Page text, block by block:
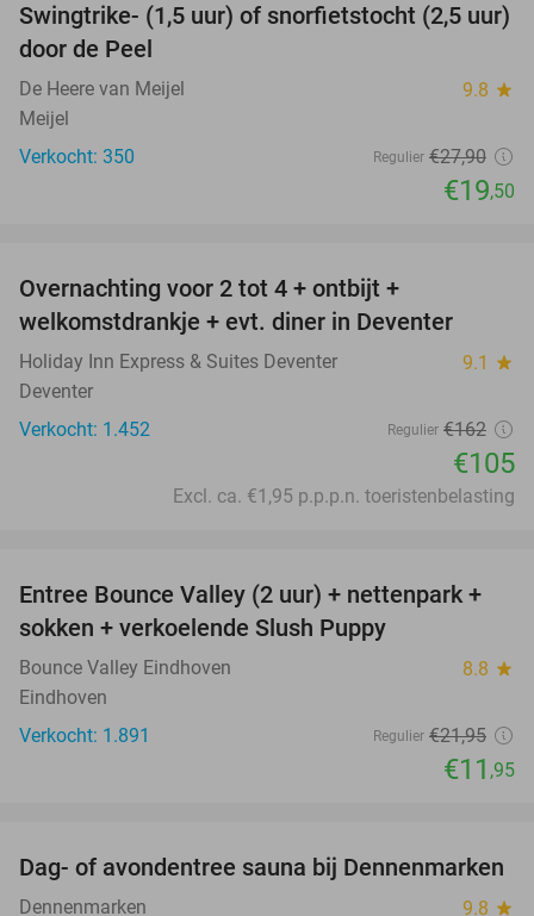
30%
Swingtrike- (1,5 uur) of snorfietstocht (2,5 uur)
door de Peel
De Heere van Meijel 9.8 star
Meijel
Verkocht: 350
Regulier €27,90
€19,50
Overnachting voor 2 tot 4 + ontbijt +
welkomstdrankje + evt. diner in Deventer
Holiday Inn Express & Suites Deventer 9.1 star
Deventer
Verkocht: 1.452
Regulier €162
€105
Excl. ca. €1,95 p.p.p.n. toeristenbelasting
46%
Entree Bounce Valley (2 uur) + nettenpark +
sokken + verkoelende Slush Puppy
Bounce Valley Eindhoven 8.8 star
Eindhoven
Verkocht: 1.891
Regulier €21,95
€11 ,95
26%
Dag- of avondentree sauna bij Dennenmarken
Dennenmarken 9.8 star